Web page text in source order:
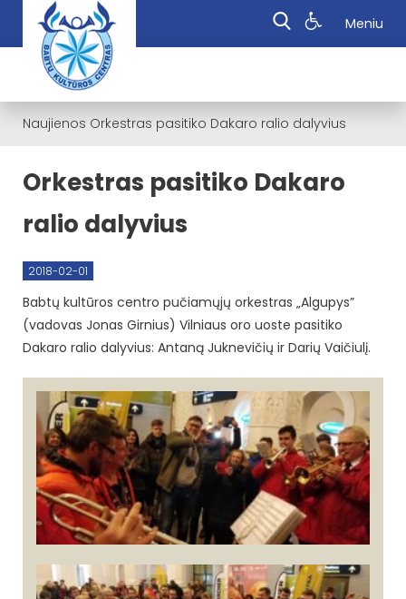
Meniu
Naujienos Orkestras pasitiko Dakaro ralio dalyvius
Orkestras pasitiko Dakaro
ralio dalyvius
2018-02-01
Babtų kultūros centro pučiamųjų orkestras „Algupys”
(vadovas Jonas Girnius) Vilniaus oro uoste pasitiko
Dakaro ralio dalyvius: Antaną Juknevičių ir Darių Vaičiulį.